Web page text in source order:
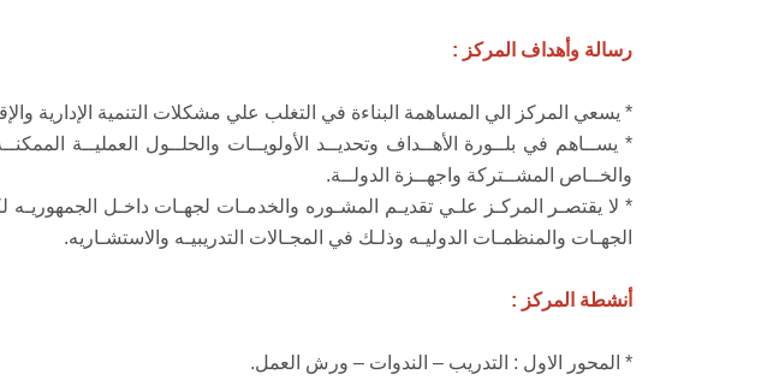
رسالة وأهداف المركز :
* يسعي المركز الي المساهمة البناءة في التغلب علي مشكلات التنمية الإدارية
* يســاهم في بلــورة الأهــداف وتحديــد الأولويــات والحلــول العمليــة
والخــاص المشــتركة واجهــزة الدولــة.
* لا يقتصـر المركـز علـي تقديـم المشـوره والخدمـات لجهـات داخـل
الجهـات والمنظمـات الدوليـه وذلـك في المجـالات التدريبيـه والاستشـاريه.
أنشطة المركز :
* المحور الاول : التدريب – الندوات – ورش العمل.